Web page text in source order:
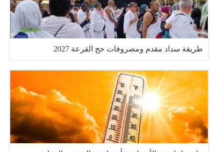
طريقة سداد مقدم ومصروفات حج القرعة 2027